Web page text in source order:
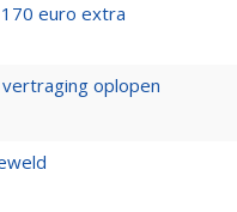
euro extra
oplopen